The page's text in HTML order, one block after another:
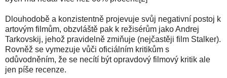
Dlouhodobě a konzistentně projevuje svůj negativní postoj k
artovým filmům, obzvláště pak k režisérům jako Andrej
Tarkovskij, jehož pravidelně zmiňuje (nejčastěji film Stalker).
Rovněž se vymezuje vůči oficiálním kritikům s
odůvodněním, že se necítí být opravdový filmový kritik ale
jen píše recenze.